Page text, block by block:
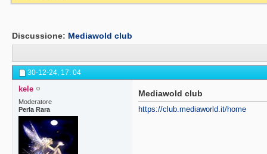
Discussione: Mediawold club
30-12-24, 17: 04
kele
Moderatore
Perla Rara
Mediawold club
https://club.mediaworld.it/home